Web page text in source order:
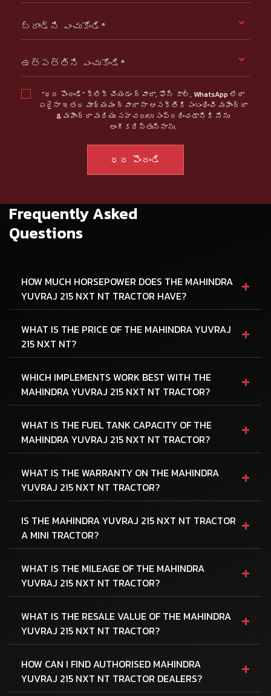
బ్రాండ్ని ఎంచుకోండి*
ఉత్పత్తిని ఎంచుకోండి*
“ధర పొందండి” క్లిక్ చేయడం ద్వారా, ఫోన్ కాల్, WhatsApp లేదా
ఏదైనా ఇతర మాధ్యమం ద్వారా నా ఆసక్తికి సంబంధించి మహీంద్రా
& మహీంద్రా మరియు సహచరులు సంప్రదించడానికి నేను
అంగీకరిస్తున్నాను.
Frequently Asked
Questions
HOW MUCH HORSEPOWER DOES THE MAHINDRA
YUVRAJ 215 NXT NT TRACTOR HAVE?
+
WHAT IS THE PRICE OF THE MAHINDRA YUVRAJ
215 NXT NT?
+
WHICH IMPLEMENTS WORK BEST WITH THE
MAHINDRA YUVRAJ 215 NXT NT TRACTOR?
+
WHAT IS THE FUEL TANK CAPACITY OF THE
MAHINDRA YUVRAJ 215 NXT NT TRACTOR?
+
WHAT IS THE WARRANTY ON THE MAHINDRA
YUVRAJ 215 NXT NT TRACTOR?
+
IS THE MAHINDRA YUVRAJ 215 NXT NT TRACTOR
A MINI TRACTOR?
+
WHAT IS THE MILEAGE OF THE MAHINDRA
YUVRAJ 215 NXT NT TRACTOR?
+
WHAT IS THE RESALE VALUE OF THE MAHINDRA
YUVRAJ 215 NXT NT TRACTOR?
+
HOW CAN I FIND AUTHORISED MAHINDRA
YUVRAJ 215 NXT NT TRACTOR DEALERS?
+